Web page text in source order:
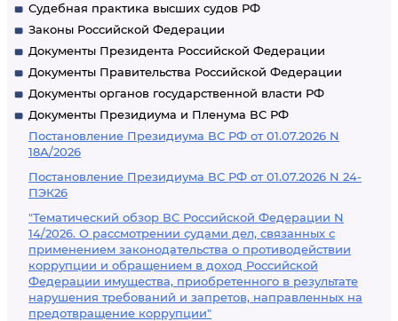
Судебная практика высших судов РФ
Законы Российской Федерации
Документы Президента Российской Федерации
Документы Правительства Российской Федерации
Документы органов государственной власти РФ
Документы Президиума и Пленума ВС РФ
Постановление Президиума ВС РФ от 01.07.2026 N
18А/2026
Постановление Президиума ВС РФ от 01.07.2026 N 24-
ПЭК26
"Тематический обзор ВС Российской Федерации N
14/2026. О рассмотрении судами дел, связанных с
применением законодательства о противодействии
коррупции и обращением в доход Российской
Федерации имущества, приобретенного в результате
нарушения требований и запретов, направленных на
предотвращение коррупции"